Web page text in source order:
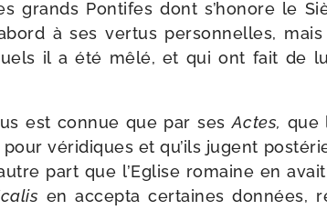
grands Pontifes dont s’honore le
à ses ver­tus per­sonnelles,
il a été mêlé, et qui ont fait de
est connue que par sesActes, que
véri­diques et qu’ils jugent
part que l’Eglise romaine en
en accep­ta cer­taines don­nées,